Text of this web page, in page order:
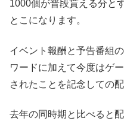
1000個が普段貰える分と
とこになります。
イベント報酬と予告番組
ワードに加えて今度はゲ
されたことを記念しての
去年の同時期と比べると